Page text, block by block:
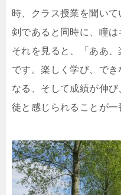
時、クラス授業を聞い
剣であると同時に、瞳は
それを見ると、「ああ
です。楽しく学び、で
なる、そして成績が伸
徒と感じられることが一